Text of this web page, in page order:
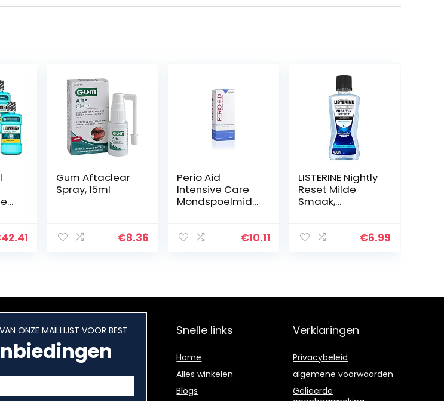
42.41
Gum Aftaclear
Spray, 15ml
€8.36
Perio Aid
Intensive Care
Mondspoelmidd
€10.11
LISTERINE Nightly
Reset Milde
Smaak,
FUSHION™ -
€6.99
ONZE MAILLIJST VOOR BEST Snelle links
Home
Alles winkelen
Blogs
Verklaringen
Privacybeleid
algemene voorwaarden
Gelieerde